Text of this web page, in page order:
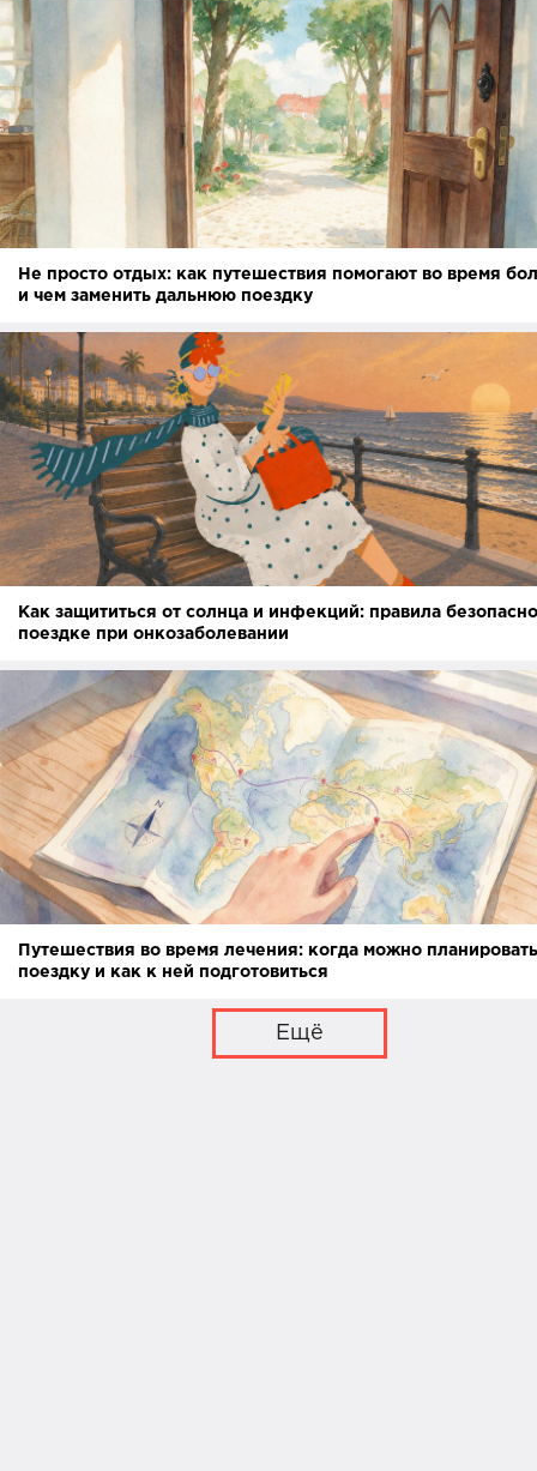
Не просто отдых: как путешествия помогают во время
и чем заменить дальнюю поездку
Как защититься от солнца и инфекций: правила
поездке при онкозаболевании
Путешествия во время лечения: когда можно планировать
поездку и как к ней подготовиться
Ещё